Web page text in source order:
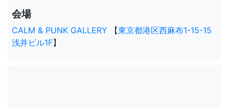
会場
CALM & PUNK GALLERY 【東京都港区西麻布1-15-15
浅井ビル1F】